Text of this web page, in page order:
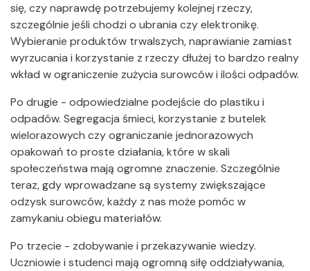
się, czy naprawdę potrzebujemy kolejnej rzeczy,
szczególnie jeśli chodzi o ubrania czy elektronikę.
Wybieranie produktów trwalszych, naprawianie zamiast
wyrzucania i korzystanie z rzeczy dłużej to bardzo realny
wkład w ograniczenie zużycia surowców i ilości odpadów.
Po drugie - odpowiedzialne podejście do plastiku i
odpadów. Segregacja śmieci, korzystanie z butelek
wielorazowych czy ograniczanie jednorazowych
opakowań to proste działania, które w skali
społeczeństwa mają ogromne znaczenie. Szczególnie
teraz, gdy wprowadzane są systemy zwiększające
odzysk surowców, każdy z nas może pomóc w
zamykaniu obiegu materiałów.
Po trzecie - zdobywanie i przekazywanie wiedzy.
Uczniowie i studenci mają ogromną siłę oddziaływania,